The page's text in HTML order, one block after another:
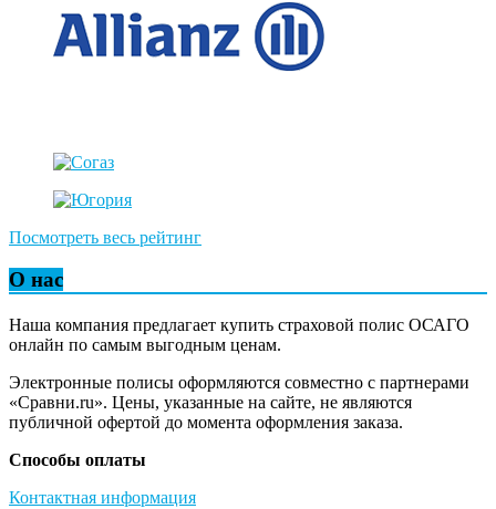
Посмотреть весь рейтинг
О нас
Наша компания предлагает купить страховой полис ОСАГО
онлайн по самым выгодным ценам.
Электронные полисы оформляются совместно с партнерами
«Сравни.ru». Цены, указанные на сайте, не являются
публичной офертой до момента оформления заказа.
Способы оплаты
Контактная информация